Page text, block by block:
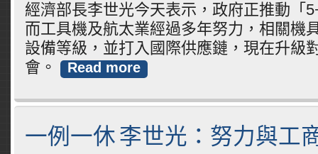
經濟部長李世光今天表示，政府正推動「
而工具機及航太業經過多年努力，相關機
設備等級，並打入國際供應鏈，現在升級
會。
Read more
一例一休 李世光：努力與工